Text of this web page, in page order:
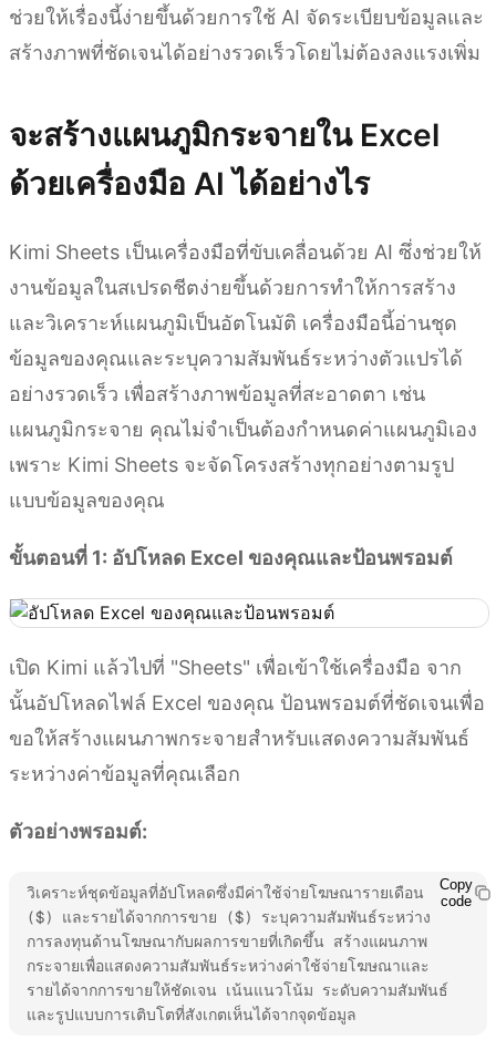
ช่วยให้เรื่องนี้ง่ายขึ้นด้วยการใช้ AI จัดระเบียบข้อมูลและ
สร้างภาพที่ชัดเจนได้อย่างรวดเร็วโดยไม่ต้องลงแรงเพิ่ม
จะสร้างแผนภูมิกระจายใน Excel
ด้วยเครื่องมือ AI ได้อย่างไร
Kimi Sheets เป็นเครื่องมือที่ขับเคลื่อนด้วย AI ซึ่งช่วยให้
งานข้อมูลในสเปรดชีตง่ายขึ้นด้วยการทำให้การสร้าง
และวิเคราะห์แผนภูมิเป็นอัตโนมัติ เครื่องมือนี้อ่านชุด
ข้อมูลของคุณและระบุความสัมพันธ์ระหว่างตัวแปรได้
อย่างรวดเร็ว เพื่อสร้างภาพข้อมูลที่สะอาดตา เช่น
แผนภูมิกระจาย คุณไม่จำเป็นต้องกำหนดค่าแผนภูมิเอง
เพราะ Kimi Sheets จะจัดโครงสร้างทุกอย่างตามรูป
แบบข้อมูลของคุณ
ขั้นตอนที่ 1: อัปโหลด Excel ของคุณและป้อนพรอมต์
เปิด Kimi แล้วไปที่ "Sheets" เพื่อเข้าใช้เครื่องมือ จาก
นั้นอัปโหลดไฟล์ Excel ของคุณ ป้อนพรอมต์ที่ชัดเจนเพื่อ
ขอให้สร้างแผนภาพกระจายสำหรับแสดงความสัมพันธ์
ระหว่างค่าข้อมูลที่คุณเลือก
ตัวอย่างพรอมต์:
วิเคราะห์ชุดข้อมูลที่อัปโหลดซึ่งมีค่าใช้จ่ายโฆษณารายเดือน
($) และรายได้จากการขาย ($) ระบุความสัมพันธ์ระหว่าง
การลงทุนด้านโฆษณากับผลการขายที่เกิดขึ้น สร้างแผนภาพ
กระจายเพื่อแสดงความสัมพันธ์ระหว่างค่าใช้จ่ายโฆษณาและ
รายได้จากการขายให้ชัดเจน เน้นแนวโน้ม ระดับความสัมพันธ์
และรูปแบบการเติบโตที่สังเกตเห็นได้จากจุดข้อมูล
Copy
code